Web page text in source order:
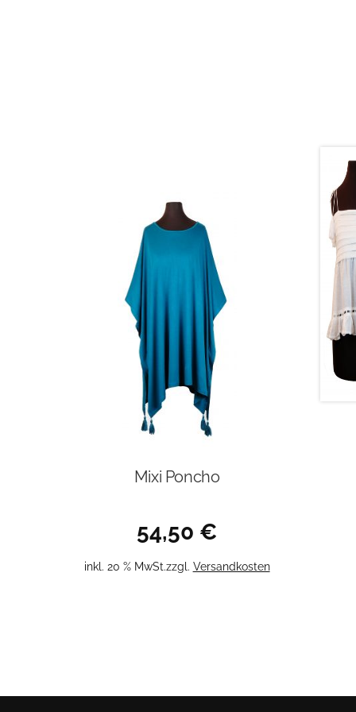
Mixi Poncho
54,50 €
inkl. 20 % MwSt.zzgl. Versandkosten